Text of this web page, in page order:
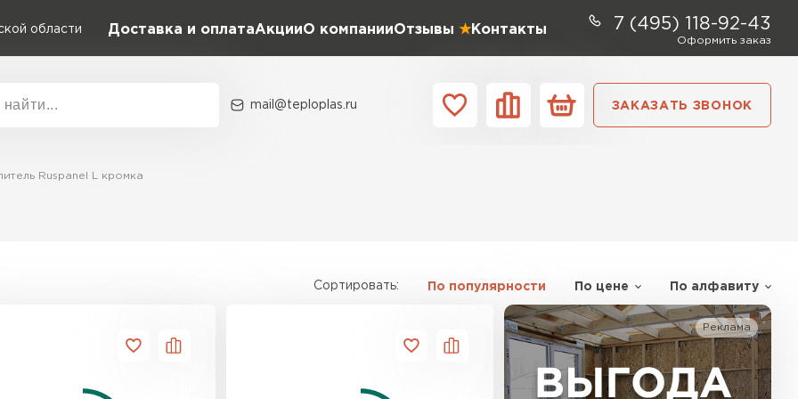
области Доставка и оплатаАкцииО компанииОтзывы Контакты 7 (495) 118-92-43
Оформить заказ
mail@teploplas.ru ЗАКАЗАТЬ ЗВОНОК
Ruspanel L кромка
Сортировать: По популярности По цене По алфавиту
Реклама
Контакты
Утеплитель Дирок
ПЕРЕЙТИ